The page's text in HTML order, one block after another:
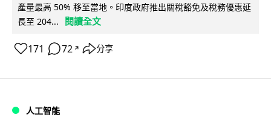
產量最高 50% 移至當地。印度政府推出關稅豁免及稅務優惠延
長至 204...
閱讀全文
171 72 ↗ 分享
人工智能